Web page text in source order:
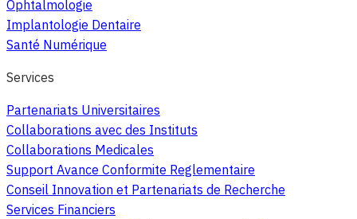
Ophtalmologie
Implantologie Dentaire
Santé Numérique
Services
Partenariats Universitaires
Collaborations avec des Instituts
Collaborations Medicales
Support Avance Conformite Reglementaire
Conseil Innovation et Partenariats de Recherche
Services Financiers